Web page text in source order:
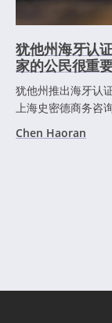
犹他州海牙认
家的公民很重
犹他州推出海牙认
上海史密德商务咨
Chen Haoran